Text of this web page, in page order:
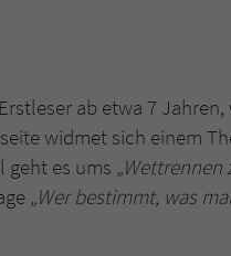
ab etwa 7 Jahren,
widmet sich einem
geht es ums „Wettrennen
„Wer bestimmt, was